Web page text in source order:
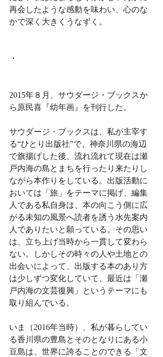
再会したような感動を味わい、心のな
かで深く大きくうなずく。
・
2015年８月、サウダージ・ブックスか
ら原民喜『幼年画』を刊行した。
サウダージ・ブックスは、私が主宰す
る“ひとり出版社”で、神奈川県の海辺
で旗揚げした後、流れ流れて現在は瀬
戸内海の島とまちを行ったり来たりし
ながら本作りをしている。出版活動に
おいては「旅」をテーマに掲げ、編集
人である私自身は、本の向こう側に広
がる未知の風景へ読者を誘う水先案内
人でありたいと願っている。その思い
は、立ち上げ当時から一貫して変わら
ない。しかしその時々の人や土地との
出会いによって、出版する本のあり方
は少しずつ変化していて、最近は「瀬
戸内海の文芸復興」というテーマにも
取り組んでいる。
いま（2016年当時）、私が暮らしてい
る香川県の豊島とそのとなりにある小
豆島は、世界に誇ることのできる「文